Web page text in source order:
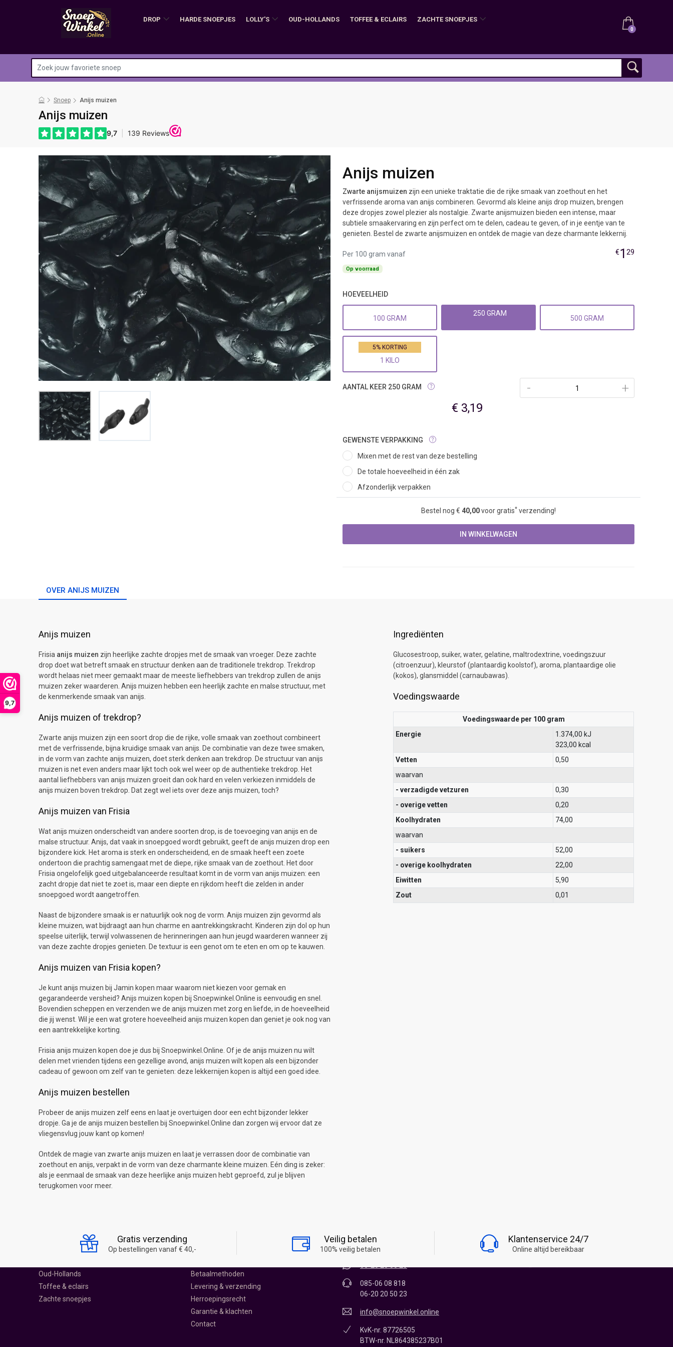
9,7
DROP HARDE SNOEPJES LOLLY'S OUD-HOLLANDS TOFFEE & ECLAIRS ZACHTE SNOEPJES
0
Snoep Anijs muizen
Anijs muizen
Anijs muizen
Zwarte anijsmuizen zijn een unieke traktatie die de rijke smaak van zoethout en het
verfrissende aroma van anijs combineren. Gevormd als kleine anijs drop muizen, brengen
deze dropjes zowel plezier als nostalgie. Zwarte anijsmuizen bieden een intense, maar
subtiele smaakervaring en zijn perfect om te delen, cadeau te geven, of in je eentje van te
genieten. Bestel de zwarte anijsmuizen en ontdek de magie van deze charmante lekkernij.
Per 100 gram vanaf €1 29
Op voorraad
HOEVEELHEID
100 GRAM
250 GRAM
500 GRAM
5% KORTING
1 KILO
AANTAL KEER 250 GRAM +
-
€ 3,19
GEWENSTE VERPAKKING
Mixen met de rest van deze bestelling
De totale hoeveelheid in één zak
Afzonderlijk verpakken
Bestel nog € 40,00voor gratis* verzending!
IN WINKELWAGEN
OVER ANIJS MUIZEN
Anijs muizen
Frisia anijs muizen zijn heerlijke zachte dropjes met de smaak van vroeger. Deze zachte
drop doet wat betreft smaak en structuur denken aan de traditionele trekdrop. Trekdrop
wordt helaas niet meer gemaakt maar de meeste liefhebbers van trekdrop zullen de anijs
muizen zeker waarderen. Anijs muizen hebben een heerlijk zachte en malse structuur, met
de kenmerkende smaak van anijs.
Anijs muizen of trekdrop?
Zwarte anijs muizen zijn een soort drop die de rijke, volle smaak van zoethout combineert
met de verfrissende, bijna kruidige smaak van anijs. De combinatie van deze twee smaken,
in de vorm van zachte anijs muizen, doet sterk denken aan trekdrop. De structuur van anijs
muizen is net even anders maar lijkt toch ook wel weer op de authentieke trekdrop. Het
aantal liefhebbers van anijs muizen groeit dan ook hard en velen verkiezen inmiddels de
anijs muizen boven trekdrop. Dat zegt wel iets over deze anijs muizen, toch?
Anijs muizen van Frisia
Wat anijs muizen onderscheidt van andere soorten drop, is de toevoeging van anijs en de
malse structuur. Anijs, dat vaak in snoepgoed wordt gebruikt, geeft de anijs muizen drop een
bijzondere kick. Het aroma is sterk en onderscheidend, en de smaak heeft een zoete
ondertoon die prachtig samengaat met de diepe, rijke smaak van de zoethout. Het door
Frisia ongelofelijk goed uitgebalanceerde resultaat komt in de vorm van anijs muizen: een
zacht dropje dat niet te zoet is, maar een diepte en rijkdom heeft die zelden in ander
snoepgoed wordt aangetroffen.
Naast de bijzondere smaak is er natuurlijk ook nog de vorm. Anijs muizen zijn gevormd als
kleine muizen, wat bijdraagt aan hun charme en aantrekkingskracht. Kinderen zijn dol op hun
speelse uiterlijk, terwijl volwassenen de herinneringen aan hun jeugd waarderen wanneer zij
van deze zachte dropjes genieten. De textuur is een genot om te eten en om op te kauwen.
Anijs muizen van Frisia kopen?
Je kunt anijs muizen bij Jamin kopen maar waarom niet kiezen voor gemak en
gegarandeerde versheid? Anijs muizen kopen bij Snoepwinkel.Online is eenvoudig en snel.
Bovendien scheppen en verzenden we de anijs muizen met zorg en liefde, in de hoeveelheid
die jij wenst. Wil je een wat grotere hoeveelheid anijs muizen kopen dan geniet je ook nog van
een aantrekkelijke korting.
Frisia anijs muizen kopen doe je dus bij Snoepwinkel.Online. Of je de anijs muizen nu wilt
delen met vrienden tijdens een gezellige avond, anijs muizen wilt kopen als een bijzonder
cadeau of gewoon om zelf van te genieten: deze lekkernijen kopen is altijd een goed idee.
Anijs muizen bestellen
Probeer de anijs muizen zelf eens en laat je overtuigen door een echt bijzonder lekker
dropje. Ga je de anijs muizen bestellen bij Snoepwinkel.Online dan zorgen wij ervoor dat ze
vliegensvlug jouw kant op komen!
Ontdek de magie van zwarte anijs muizen en laat je verrassen door de combinatie van
zoethout en anijs, verpakt in de vorm van deze charmante kleine muizen. Eén ding is zeker:
als je eenmaal de smaak van deze heerlijke anijs muizen hebt geproefd, zul je blijven
terugkomen voor meer.
Ingrediënten
Glucosestroop, suiker, water, gelatine, maltrodextrine, voedingszuur
(citroenzuur), kleurstof (plantaardig koolstof), aroma, plantaardige olie
(kokos), glansmiddel (carnaubawas).
Voedingswaarde
Voedingswaarde per 100 gram
Energie
1.374,00 kJ
323,00 kcal
Vetten
0,50
waarvan
- verzadigde vetzuren
0,30
- overige vetten
0,20
Koolhydraten
74,00
waarvan
- suikers
52,00
- overige koolhydraten
22,00
Eiwitten
5,90
Zout
0,01
Gratis verzending
Op bestellingen vanaf € 40,-
Veilig betalen
100% veilig betalen
Klantenservice 24/7
Online altijd bereikbaar
Harde snoepjes
Oud-Hollands
Toffee & eclairs
Zachte snoepjes
Ontdek Snoepwinkel
Betaalmethoden
Levering & verzending
Herroepingsrecht
Garantie & klachten
Contact
James Wattstraat 12 - 0.11
1704RR Heerhugowaard
085-06 08 818
06-20 20 50 23
info@snoepwinkel.online
KvK-nr. 87726505
BTW-nr. NL864385237B01
Volg Snoepwinkel Online